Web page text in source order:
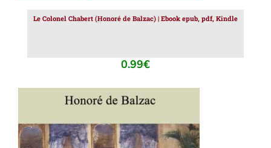
Le Colonel Chabert (Honoré de Balzac) | Ebook epub, pdf, Kindle
0.99€